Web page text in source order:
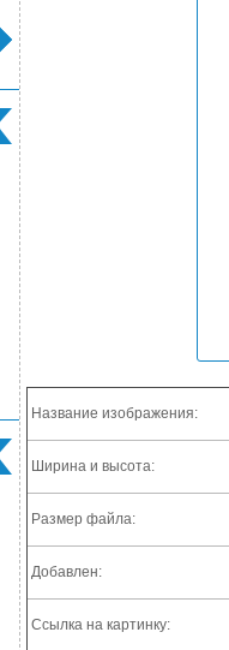
Название изображения:
Ширина и высота:
Размер файла:
Добавлен:
Ссылка на картинку: